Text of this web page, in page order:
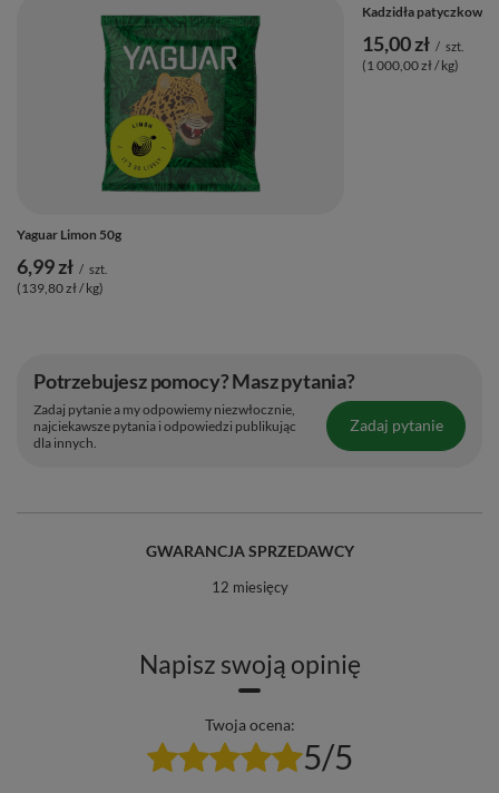
Yaguar Limon 50g
6,99 zł / szt.
(139,80 zł / kg)
Kadzidła patyczkowe
15,00 zł / szt.
(1 000,00 zł / kg)
Potrzebujesz pomocy? Masz pytania?
Zadaj pytanie a my odpowiemy niezwłocznie,
najciekawsze pytania i odpowiedzi publikując
dla innych.
Zadaj pytanie
GWARANCJA SPRZEDAWCY
12 miesięcy
Napisz swoją opinię
Twoja ocena:
5/5